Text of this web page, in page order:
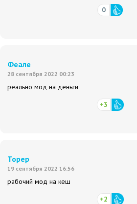
0
Феале
28 сентября 2022 00:23
реально мод на деньги
+3
Торер
19 сентября 2022 16:56
рабочий мод на кеш
+2